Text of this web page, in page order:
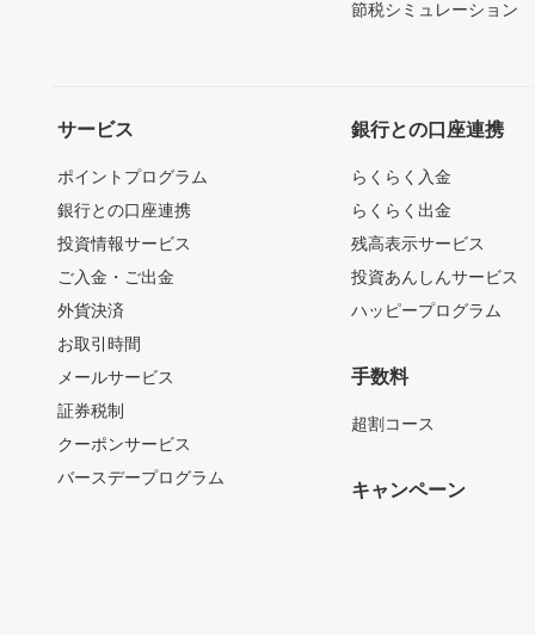
節税シミュレーション
サービス
ポイントプログラム
銀行との口座連携
投資情報サービス
ご入金・ご出金
外貨決済
お取引時間
メールサービス
証券税制
クーポンサービス
バースデープログラム
銀行との口座連携
らくらく入金
らくらく出金
残高表示サービス
投資あんしんサービス
ハッピープログラム
手数料
超割コース
キャンペーン